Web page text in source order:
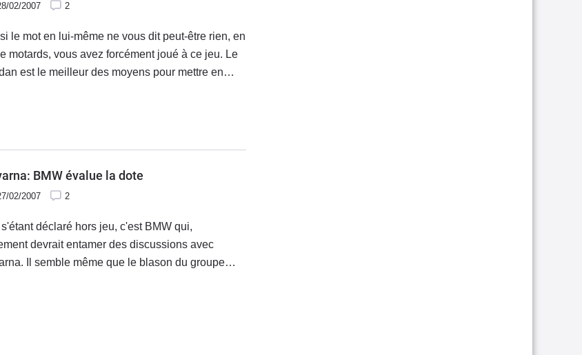
02/2007 2
le mot en lui-même ne vous dit peut-être rien, en
motards, vous avez forcément joué à ce jeu. Le
est le meilleur des moyens pour mettre en
BMW évalue la dote
02/2007 2
déclaré hors jeu, c'est BMW qui,
devrait entamer des discussions avec
le blason du groupe